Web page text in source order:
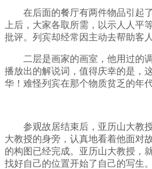
在后面的餐厅有两件物品引起
上后，大家各取所需，以示人人
批评。列宾却经常因主动去帮助客
二层是画家的画室，他用过的
播放出的解说词，值得庆幸的是，
华！难怪列宾在那个物质贫乏的年
参观故居结束后，亚历山大教
大教授的身旁，认真地看着他面对
的构图已经完成。亚历山大教授，
找好自己的位置开始了自己的写生